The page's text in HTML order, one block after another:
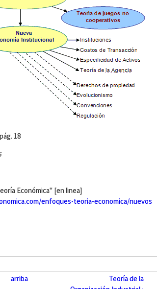
18
Económica" [en linea]
enfoques-teoria-economica/nuevos
arriba
Teoría de la